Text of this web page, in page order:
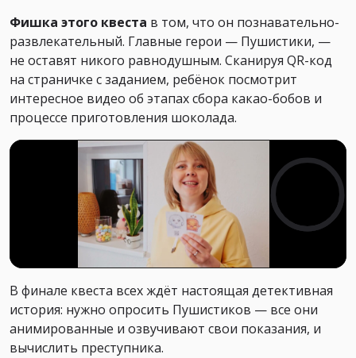
Фишка этого квеста в том, что он познавательно-
развлекательный. Главные герои — Пушистики, —
не оставят никого равнодушным. Сканируя QR-код
на страничке с заданием, ребёнок посмотрит
интересное видео об этапах сбора какао-бобов и
процессе приготовления шоколада.
В финале квеста всех ждёт настоящая детективная
история: нужно опросить Пушистиков — все они
анимированные и озвучивают свои показания, и
вычислить преступника.